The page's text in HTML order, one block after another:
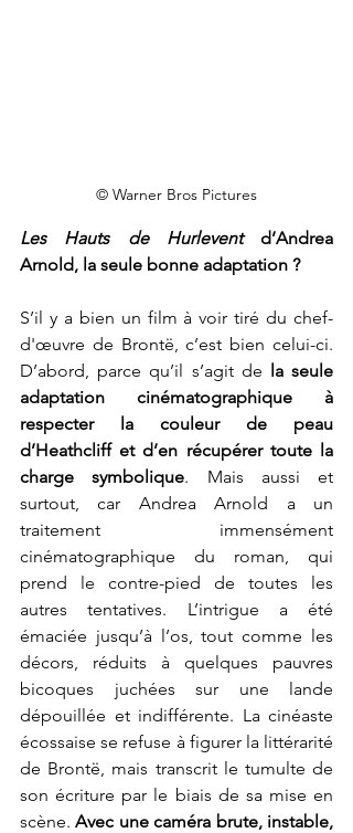
© Warner Bros Pictures
Les Hauts de Hurlevent d’Andrea
Arnold, la seule bonne adaptation ?
S’il y a bien un film à voir tiré du chef-
d'œuvre de Brontë, c’est bien celui-ci.
D’abord, parce qu’il s’agit de la seule
adaptation cinématographique à
respecter la couleur de peau
d’Heathcliff et d’en récupérer toute la
charge symbolique. Mais aussi et
surtout, car Andrea Arnold a un
traitement immensément
cinématographique du roman, qui
prend le contre-pied de toutes les
autres tentatives. L’intrigue a été
émaciée jusqu’à l’os, tout comme les
décors, réduits à quelques pauvres
bicoques juchées sur une lande
dépouillée et indifférente. La cinéaste
écossaise se refuse à figurer la littérarité
de Brontë, mais transcrit le tumulte de
son écriture par le biais de sa mise en
scène. Avec une caméra brute, instable,